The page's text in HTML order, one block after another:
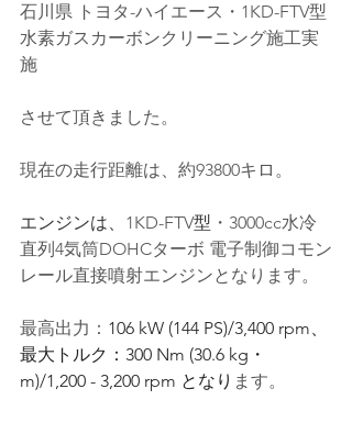
石川県 トヨタ-ハイエース・1KD-FTV型
水素ガスカーボンクリーニング施工実
施
させて頂きました。
現在の走行距離は、約93800キロ。
エンジンは、 1KD-FTV型 ・3000cc水冷
直列4気筒DOHCターボ 電子制御コモン
レール直接噴射エンジンとなります。
最高出力： 106 kW (144 PS)/3,400 rpm、
最大トルク： 300 Nm (30.6 kg・
m)/1,200 - 3,200 rpm となり ます。